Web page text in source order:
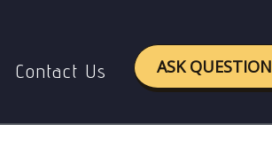
Contact Us ASK QUESTION